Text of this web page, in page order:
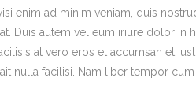
enim ad minim veniam, quis
Duis autem vel eum iriure dolor in
at vero eros et accumsan et
nulla facilisi. Nam liber tempor